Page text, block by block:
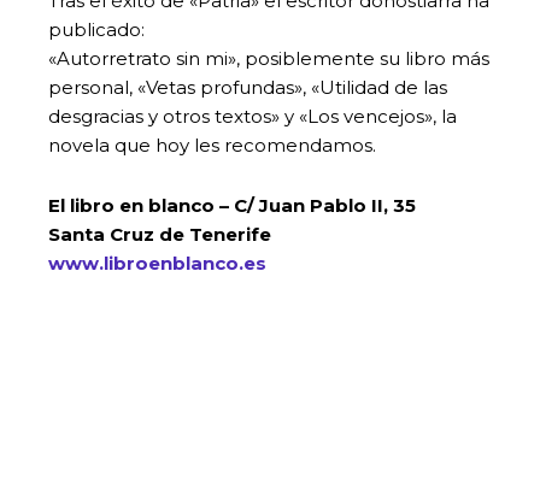
publicado:
«Autorretrato sin mi», posiblemente su libro más
personal, «Vetas profundas», «Utilidad de las
desgracias y otros textos» y «Los vencejos», la
novela que hoy les recomendamos.
El libro en blanco – C/ Juan Pablo II, 35
Santa Cruz de Tenerife
www.libroenblanco.es